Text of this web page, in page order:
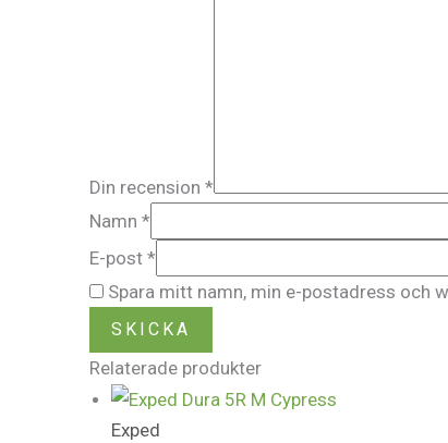
Din recension *
Namn *
E-post *
Spara mitt namn, min e-postadress och
Relaterade produkter
Exped